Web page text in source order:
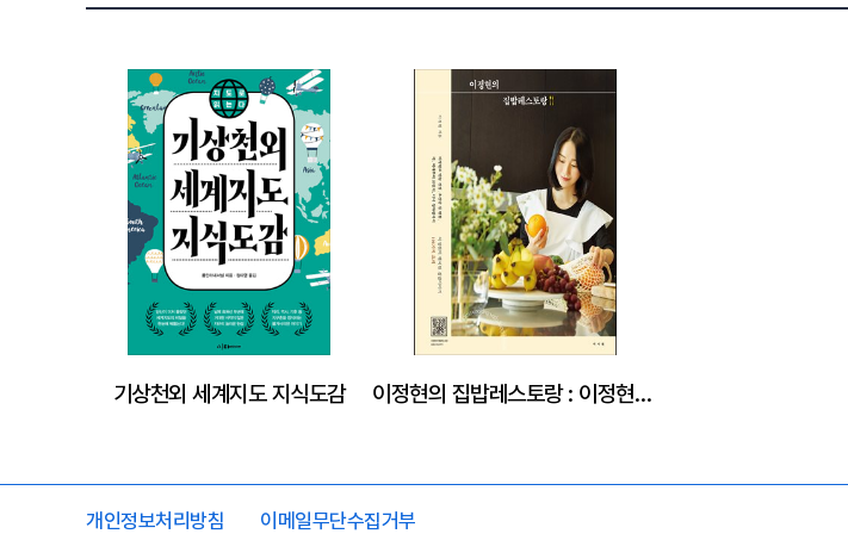
기상천외 세계지도 지식도감 이정현의 집밥레스토랑 : 이정현의 행복한 집밥이야기 101가지 요리
개인정보처리방침 이메일무단수집거부